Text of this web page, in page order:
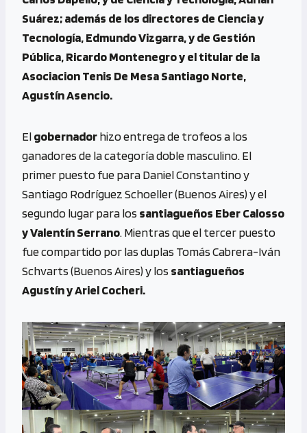
Suárez; además de los directores de Ciencia y
Tecnología, Edmundo Vizgarra, y de Gestión
Pública, Ricardo Montenegro y el titular de la
Asociacion Tenis De Mesa Santiago Norte,
Agustín Asencio.
Elgobernadorhizo entrega de trofeos a los
ganadores de la categoría doble masculino. El
primer puesto fue para Daniel Constantino y
Santiago Rodríguez Schoeller (Buenos Aires) y el
segundo lugar para los santiagueños Eber Calosso
y Valentín Serrano. Mientras que el tercer puesto
fue compartido por las duplas Tomás Cabrera-Iván
Schvarts (Buenos Aires) y los santiagueños
Agustín y Ariel Cocheri.